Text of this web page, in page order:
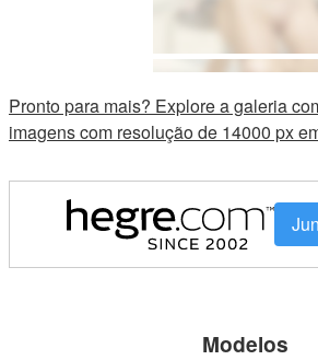
Pronto para mais? Explore a galeria
imagens com resolução de 14000 px
Modelos